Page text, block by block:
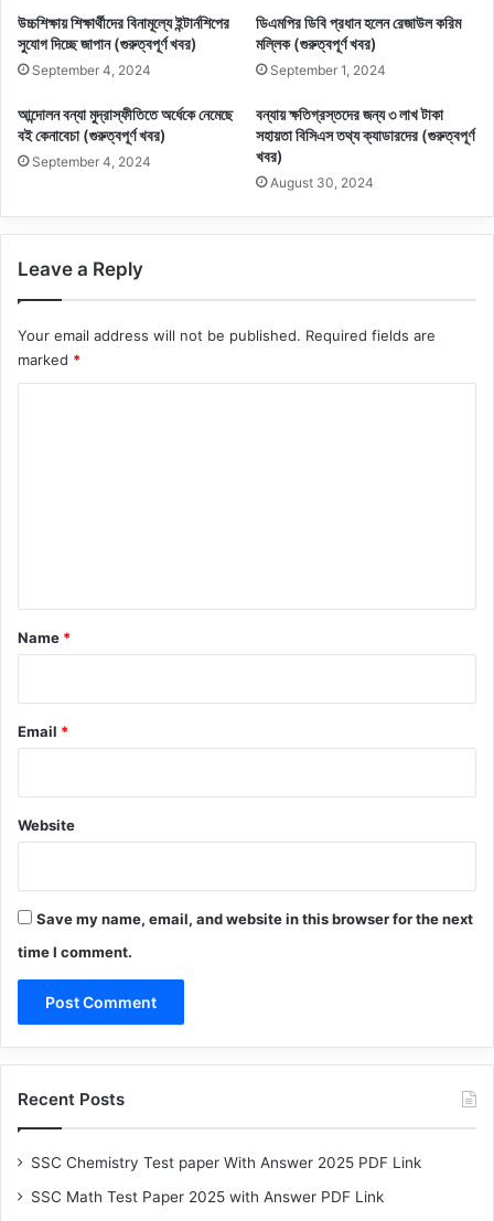
‍উচ্চশিক্ষায় শিক্ষার্থীদের বিনামূল্যে ইন্টার্নশিপের
সুযোগ দিচ্ছে জাপান (গুরুত্বপূর্ণ খবর)
September 4, 2024
ডিএমপির ডিবি প্রধান হলেন রেজাউল করিম
মল্লিক (গুরুত্বপূর্ণ খবর)
September 1, 2024
আন্দোলন বন্যা মুদ্রাস্ফীতিতে অর্ধেকে নেমেছে
বই কেনাবেচা (গুরুত্বপূর্ণ খবর)
September 4, 2024
বন্যায় ক্ষতিগ্রস্তদের জন্য ৩ লাখ টাকা
সহায়তা বিসিএস তথ্য ক্যাডারদের (গুরুত্বপূর্ণ
খবর)
August 30, 2024
Leave a Reply
Your email address will not be published. Required fields are
marked *
*
Name *
Email *
Website
Save my name, email, and website in this browser for the next
time I comment.
Recent Posts
SSC Chemistry Test paper With Answer 2025 PDF Link
SSC Math Test Paper 2025 with Answer PDF Link